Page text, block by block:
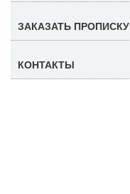
ЗАКАЗАТЬ ПРОПИСКУ
КОНТАКТЫ